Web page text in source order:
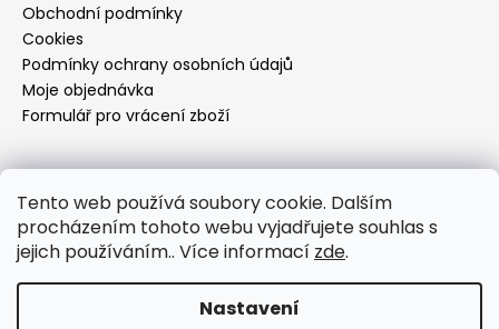
Tento web používá soubory cookie. Dalším
procházením tohoto webu vyjadřujete souhlas s
jejich používáním.. Více informací zde.
Nastavení
Obchodní podmínky
Cookies
Podmínky ochrany osobních údajů
Moje objednávka
Formulář pro vrácení zboží
Přijímáme online platby